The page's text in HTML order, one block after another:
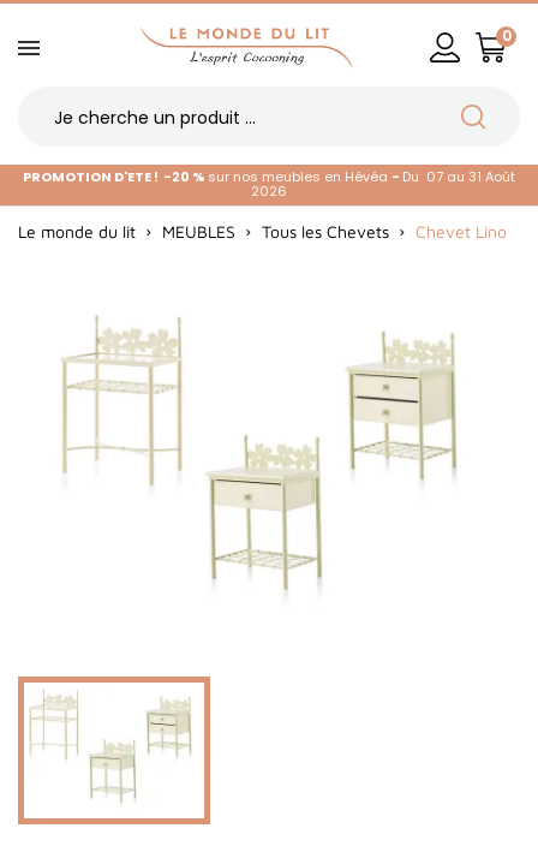
0
PROMOTION D'ETE ! -20 % sur nos meubles en Hévéa - Du 07 au 31 Août
2026
Le monde du lit MEUBLES Tous les Chevets Chevet Lino